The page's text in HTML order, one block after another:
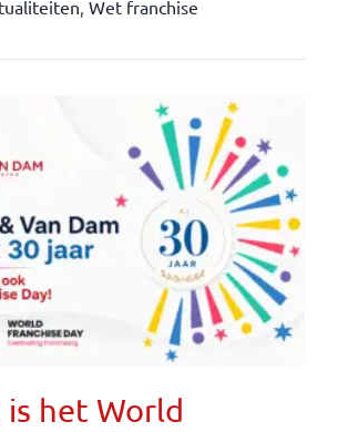
, Wet franchise
is het World